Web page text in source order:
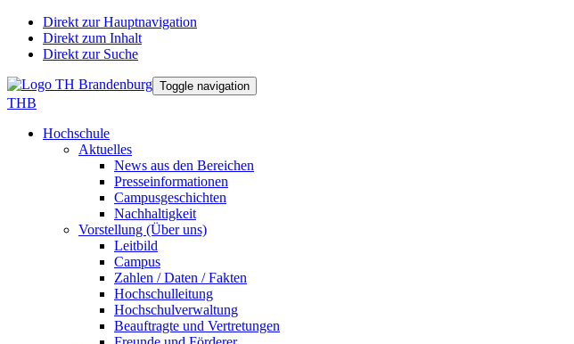
Direkt zur Hauptnavigation
Direkt zum Inhalt
Direkt zur Suche
Toggle navigation
THB
Hochschule
Aktuelles
News aus den Bereichen
Presseinformationen
Campusgeschichten
Nachhaltigkeit
Vorstellung (Über uns)
Leitbild
Campus
Zahlen / Daten / Fakten
Hochschulleitung
Hochschulverwaltung
Beauftragte und Vertretungen